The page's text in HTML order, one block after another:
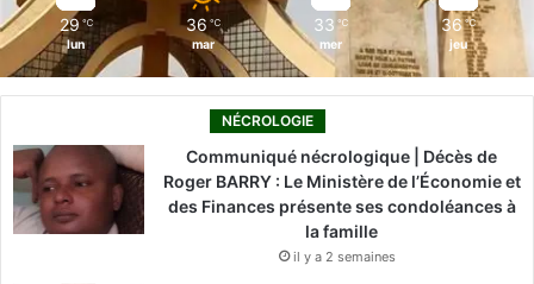
29 ℃
lun
36 ℃
mar
33 ℃
mer
36 ℃
jeu
NÉCROLOGIE
Communiqué nécrologique | Décès de
Roger BARRY : Le Ministère de l’Économie et
des Finances présente ses condoléances à
la famille
il y a 2 semaines